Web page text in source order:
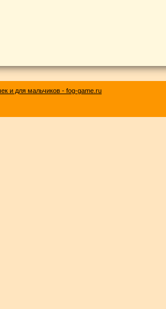
и для мальчиков - fog-game.ru